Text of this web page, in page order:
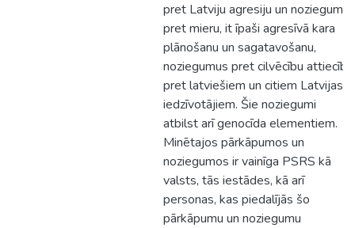
pret Latviju agresiju un noziegumu
pret mieru, it īpaši agresīvā kara
plānošanu un sagatavošanu,
noziegumus pret cilvēcību attiecībā
pret latviešiem un citiem Latvijas
iedzīvotājiem. Šie noziegumi
atbilst arī genocīda elementiem.
Minētajos pārkāpumos un
noziegumos ir vainīga PSRS kā
valsts, tās iestādes, kā arī
personas, kas piedalījās šo
pārkāpumu un noziegumu